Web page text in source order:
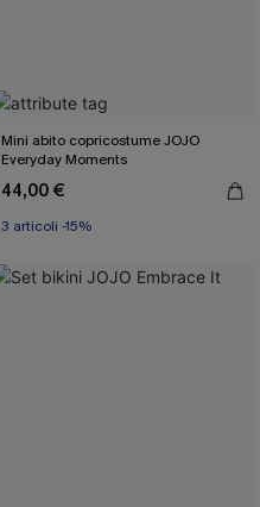
Mini abito copricostume JOJO
Everyday Moments
44,00 €
3 articoli -15%
Miami Swim Week 2026